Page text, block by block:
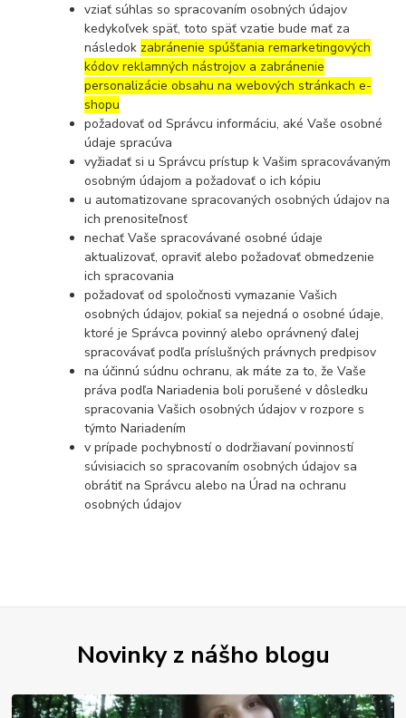
vziať súhlas so spracovaním osobných údajov
kedykoľvek späť, toto späť vzatie bude mať za
následok zabránenie spúšťania remarketingových
kódov reklamných nástrojov a zabránenie
personalizácie obsahu na webových stránkach e-
shopu
požadovať od Správcu informáciu, aké Vaše osobné
údaje spracúva
vyžiadať si u Správcu prístup k Vašim spracovávaným
osobným údajom a požadovať o ich kópiu
u automatizovane spracovaných osobných údajov na
ich prenositeľnosť
nechať Vaše spracovávané osobné údaje
aktualizovať, opraviť alebo požadovať obmedzenie
ich spracovania
požadovať od spoločnosti vymazanie Vašich
osobných údajov, pokiaľ sa nejedná o osobné údaje,
ktoré je Správca povinný alebo oprávnený ďalej
spracovávať podľa príslušných právnych predpisov
na účinnú súdnu ochranu, ak máte za to, že Vaše
práva podľa Nariadenia boli porušené v dôsledku
spracovania Vašich osobných údajov v rozpore s
týmto Nariadením
v prípade pochybností o dodržiavaní povinností
súvisiacich so spracovaním osobných údajov sa
obrátiť na Správcu alebo na Úrad na ochranu
osobných údajov
Novinky z nášho blogu